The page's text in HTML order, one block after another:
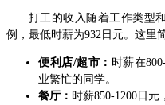
打工的收入随着工作类型
例，最低时薪为932日元。这里
便利店/超市： 时薪在
业繁忙的同学。
餐厅： 时薪850-1200日元